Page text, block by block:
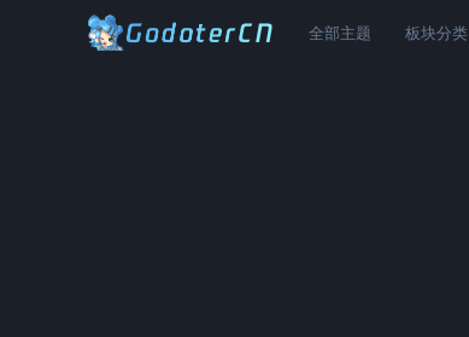
全部主题 板块分类